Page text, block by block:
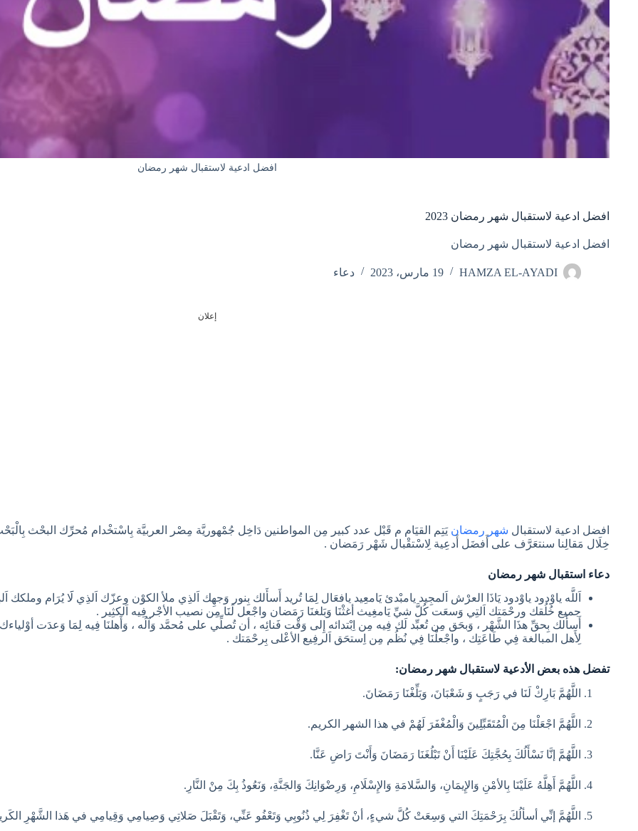
افضل ادعية لاستقبال شهر رمضان
افضل ادعية لاستقبال شهر رمضان 2023
افضل ادعية لاستقبال شهر رمضان
HAMZA EL-AYADI 19 مارس، 2023 دعاء
إعلان
افضل ادعية لاستقبال شهر رمضان يَتِم القيَام م قَبْل عدد كبير مِن المواطنين دَاخِل جُمْهوريَّة مِصْر العربيَّة بِاسْتخْدام مُحرِّك البحْث
خِلَال مَقالِنا سنتعَرَّف على أَفضَل أَدعِية لِاسْتقْبال شَهْر رَمَضان .
دعاء استقبال شهر رمضان
اَللَّه ياوْدود ياوْدود يَاذَا العرْش اَلمجِيد يامبْدئ يَامعِيد يافعَال لِمَا تُريد أَسأَلك بِنور وَجهِك اَلذِي ملأ الكوْن وعزّك اَلذِي لََا يُرَام
جميع خُلُقك ورحْمَتك اَلتِي وَسعَت كُلَّ شيِّ يَامغِيث أغثْنَا وَبَلغنَا رَمَضان واجْعل لَنَا مِن نصيب الأجْر فِيه اَلكثِير .
أَسأَلك بِحقِّ هذَا الشَّهْر ، وَبحَق مِن تُعبِّد لَك فِيه مِن اِبْتدائه إِلى وَقْت فَنائِه ، أن تُصلِّي على مُحمَّد وَآلُه ، وَأَهلنَا فِيه لِمَا وَعدَت
لِأَهل المبالغة فِي طَاعَتِك ، واجْعلْنَا فِي نُظُم مِن اِستحَق اَلرفِيع الأعْلى بِرحْمَتك .
تفضل هذه بعض الأدعية لاستقبال شهر رمضان:
اللَّهُمَّ بَارِكْ لَنَا في رَجَبٍ وَ شَعْبَانَ، وَبَلِّغْنَا رَمَضَانَ.
اللَّهُمَّ اجْعَلْنَا مِنَ الْمُتَقَبِّلِينَ وَالْمُغْفَرَ لَهُمْ في هذا الشهر الكريم.
اللَّهُمَّ إنَّا نَسْأَلُكَ بِحُجَّتِكَ عَلَيْنَا أَنْ تَبْلُغَنَا رَمَضَانَ وَأَنْتَ رَاضِ عَنَّا.
اللَّهُمَّ أَهِلَّهُ عَلَيْنَا بِالأمْنِ وَالإِيمَانِ، وَالسَّلامَةِ وَالإِسْلَامِ، وَرِضْوَانِكَ وَالجَنَّةِ، وَنَعُوذُ بِكَ مِنْ النَّارِ.
اللَّهُمَّ إنِّي أسألُكَ بِرَحْمَتِكَ التي وَسِعَتْ كُلَّ شيءٍ، أنْ تَغْفِرَ لِي ذُنُوبِي وَتَعْفُو عَنِّي، وَتَقْبَلَ صَلاتِي وَصِيامِي وَقِيامِي في هَذا الشَّهْرِ